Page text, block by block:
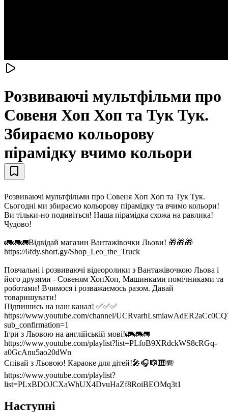
Розвиваючі мультфільми про
Совеня Хоп Хоп та Тук Тук.
Збираємо кольорову
пірамідку вчимо кольори
Розвиваючі мультфільми про Совеня Хоп Хоп та Тук Тук.
Сьогодні ми збираємо кольорову пірамідку та вчимо кольори!
Ви тільки-но подивіться! Наша пірамідка схожа на равлика!
Чудово!
🚛🚛🚛Відвідай магазин Вантажівочки Льови! 🎁🎁🎁
https://6fdy.short.gy/Shop_Leo_the_Truck
Повчальні і розвиваючі відеоролики з Вантажівочкою Льова і
його друзями - Совеням ХопХоп, Машинками помічниками та
роботами! Вчимося і розважаємось разом. Давай
товаришувати!
Підпишись на наш канал! ✅✅✅
https://www.youtube.com/channel/
sub_confirmation=1
Ігри з Льовою на англійській мові!🚛🚛🚛
https://www.youtube.com/playlist?list=PLfoB9XRdckWS8cRGq-
a0GcAnu5ao20dWn
Співай з Льовою! Караоке для дітей!🎤🎧🎼🎹🪗
https://www.youtube.com/playlist?
list=PLxBDOJCXaWhUX4DvuHaZf8RoiBEOMq3t1
Наступні